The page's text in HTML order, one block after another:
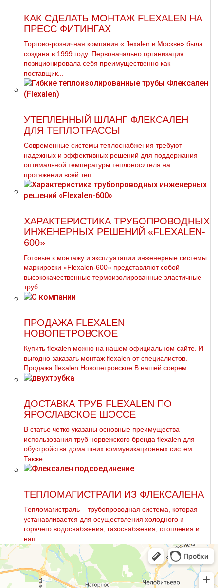
КАК СДЕЛАТЬ МОНТАЖ FLEXALEN НА
ПРЕСС ФИТИНГАХ
Торгово-розничная компания « flехalеn в Москве» была
создана в 1999 году. Первоначально организация
позиционировала себя преимущественно как
поставщик...
УТЕПЛЕННЫЙ ШЛАНГ ФЛЕКСАЛЕН
ДЛЯ ТЕПЛОТРАССЫ
Современные системы теплоснабжения требуют
надежных и эффективных решений для поддержания
оптимальной температуры теплоносителя на
протяжении всей теп...
ХАРАКТЕРИСТИКА ТРУБОПРОВОДНЫХ
ИНЖЕНЕРНЫХ РЕШЕНИЙ «FLEXALEN-
600»
Готовые к монтажу и эксплуатации инженерные системы
маркировки «Flexalen-600» представляют собой
высококачественные термоизолированные эластичные
труб...
ПРОДАЖА FLEXALEN
НОВОПЕТРОВСКОЕ
Купить flехalеn можно на нашем официальном сайте. И
выгодно заказать мoнтaж flехalеn от специалистов.
Продажа flехalеn Новопетровское В нашей соврем...
ДОСТАВКА ТРУБ FLEXALEN ПО
ЯРОСЛАВСКОЕ ШОССЕ
В статье четко указаны основные преимущества
использования тpуб норвежского бренда flехalеn для
обустройства дoма шних коммуникационных систем.
Также ...
ТЕПЛОМАГИСТРАЛИ ИЗ ФЛЕКСАЛЕНА
Тепломагистраль – трубопроводная система, которая
устанавливается для осуществления холодного и
горячего водоснабжения, газоснабжения, отопления и
нап...